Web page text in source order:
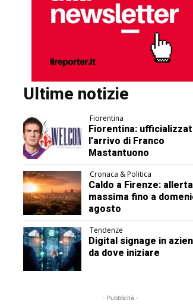
Ultime notizie
Fiorentina
Fiorentina:
l’arrivo di Franco
Mastantuono
Cronaca & Politica
Caldo a Firenze: allerta
massima fino a
agosto
Tendenze
Digital signage in
da dove iniziare
- Pubblicità -